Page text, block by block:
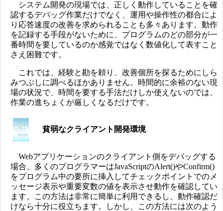
システム開発の現場では、正しく動作していることを確
認するデバッグ作業だけでなく、運用や操作性の都合によ
り応答速度の改善を求められることも多々あります。動作
を記録する手段がないために、プログラムのどの部分が一
番時間を要しているのか感覚ではなく数値化して表すこと
さえ困難です。
これでは、経験と勘を頼り、改善個所を探るためにしら
みつぶしに調べるほかありません。時間的に余裕のない現
場の状況で、時間を要する手法だけしか使えないのでは、
作業の進ちょくが厳しくなるだけです。
貧弱なクライアント開発環境
Webアプリケーションのクライアント側をデバッグする
場合、多くのプログラマーはJavaScriptのAlert()やConfirm()
をプログラム中の要所に挿入してチェックポイントでのメ
ッセージ表示や重要変数の値を表示させ動作を確認してい
ます。この方法は非常に簡単に利用できるし、動作確認だ
けなら十分に役立ちます。しかし、この方法には次のよう